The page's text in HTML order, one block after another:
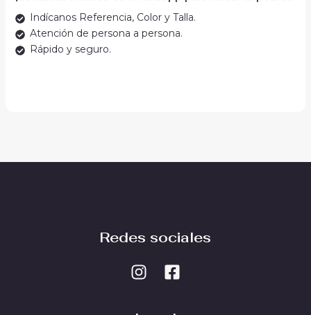
Indícanos Referencia, Color y Talla.
Atención de persona a persona.
Rápido y seguro.
Redes sociales